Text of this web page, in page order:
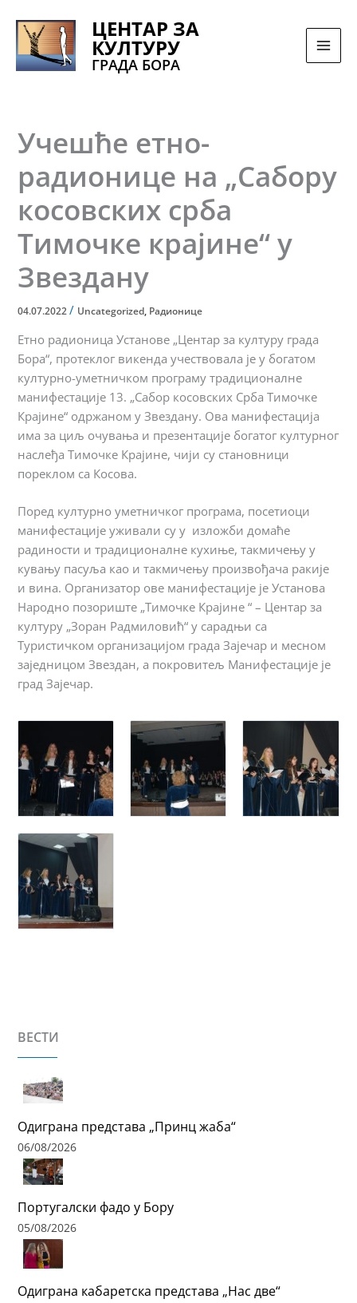
sadržaj
ЦЕНТАР ЗА
КУЛТУРУ
ГРАДА БОРА
Учешће етно-
радионице на „Сабору
косовских срба
Тимочке крајине“ у
Звездану
04.07.2022/ Uncategorized Радионице
Етно радионица Установе „Центар за културу града
Бора“, протеклог викенда учествовала је у богатом
културно-уметничком програму традиционалне
манифестације 13. „Сабор косовских Срба Тимочке
Крајине“ одржаном у Звездану. Ова манифестација
има за циљ очувања и презентације богатог културног
наслеђа Тимочке Крајине, чији су становници
пореклом са Косова.
Поред културно уметничког програма, посетиоци
манифестације уживали су у изложби домаће
радиности и традиционалне кухиње, такмичењу у
кувању пасуља као и такмичењу произвођача ракије
и вина. Организатор ове манифестације је Установа
Народно позориште „Тимочке Крајине “ – Центар за
културу „Зоран Радмиловић“ у сарадњи са
Туристичком организацијом града Зајечар и месном
заједницом Звездан, а покровитељ Манифестације је
град Зајечар.
ВЕСТИ
Одиграна представа „Принц жаба“
06/08/2026
Португалски фадо у Бору
05/08/2026
Одиграна кабаретска представа „Нас две“